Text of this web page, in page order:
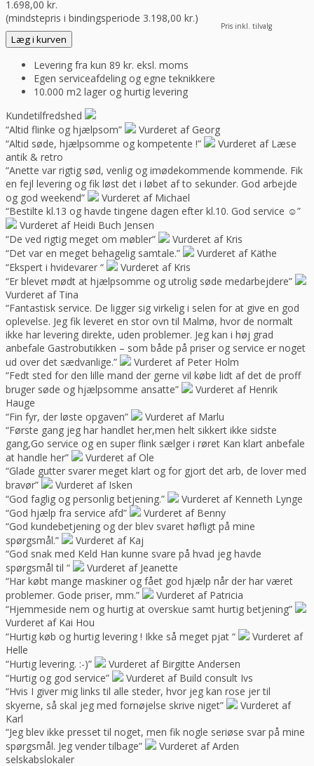
1.698,00 kr.
(mindstepris i bindingsperiode 3.198,00 kr.)
Pris inkl. tilvalg
Læg i kurven
Levering fra kun 89 kr. eksl. moms
Egen serviceafdeling og egne teknikkere
10.000 m2 lager og hurtig levering
Kundetilfredshed
“Altid flinke og hjælpsom”
Vurderet af Georg
“Altid søde, hjælpsomme og kompetente !”
Vurderet af Læse
antik & retro
“Anette var rigtig sød, venlig og imødekommende kommende. Fik
en fejl levering og fik løst det i løbet af to sekunder. God arbejde
og god weekend”
Vurderet af Michael
“Bestilte kl.13 og havde tingene dagen efter kl.10. God service ☺”
Vurderet af Heidi Buch Jensen
“De ved rigtig meget om møbler”
Vurderet af Kris
“Det var en meget behagelig samtale.”
Vurderet af Käthe
“Ekspert i hvidevarer “
Vurderet af Kris
“Er blevet mødt at hjælpsomme og utrolig søde medarbejdere”
Vurderet af Tina
“Fantastisk service. De ligger sig virkelig i selen for at give en god
oplevelse. Jeg fik leveret en stor ovn til Malmø, hvor de normalt
ikke har levering direkte, uden problemer. Jeg kan i høj grad
anbefale Gastrobutikken – som både på priser og service er noget
ud over det sædvanlige.”
Vurderet af Peter Holm
“Fedt sted for den lille mand der gerne vil købe lidt af det de proff
bruger søde og hjælpsomme ansatte”
Vurderet af Henrik
Hauge
“Fin fyr, der løste opgaven”
Vurderet af Marlu
“Første gang jeg har handlet her,men helt sikkert ikke sidste
gang,Go service og en super flink sælger i røret Kan klart anbefale
at handle her”
Vurderet af Ole
“Glade gutter svarer meget klart og for gjort det arb, de lover med
bravør”
Vurderet af Isken
“God faglig og personlig betjening.”
Vurderet af Kenneth Lynge
“God hjælp fra service afd”
Vurderet af Benny
“God kundebetjening og der blev svaret høfligt på mine
spørgsmål.”
Vurderet af Kaj
“God snak med Keld Han kunne svare på hvad jeg havde
spørgsmål til “
Vurderet af Jeanette
“Har købt mange maskiner og fået god hjælp når der har været
problemer. Gode priser, mm.”
Vurderet af Patricia
“Hjemmeside nem og hurtig at overskue samt hurtig betjening”
Vurderet af Kai Hou
“Hurtig køb og hurtig levering ! Ikke så meget pjat “
Vurderet af
Helle
“Hurtig levering. :-)”
Vurderet af Birgitte Andersen
“Hurtig og god service”
Vurderet af Build consult Ivs
“Hvis I giver mig links til alle steder, hvor jeg kan rose jer til
skyerne, så skal jeg med fornøjelse skrive niget”
Vurderet af
Karl
“Jeg blev ikke presset til noget, men fik nogle seriøse svar på mine
spørgsmål. Jeg vender tilbage”
Vurderet af Arden
selskabslokaler